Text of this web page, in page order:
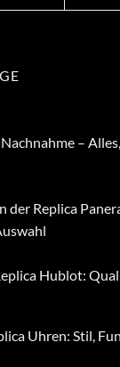
–
der Replica
Hublot:
Uhren: Stil,